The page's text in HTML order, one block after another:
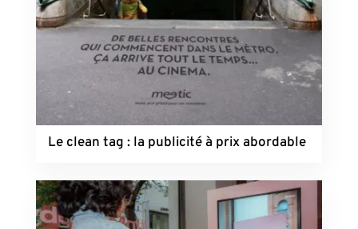
Le clean tag : la publicité à prix abordable